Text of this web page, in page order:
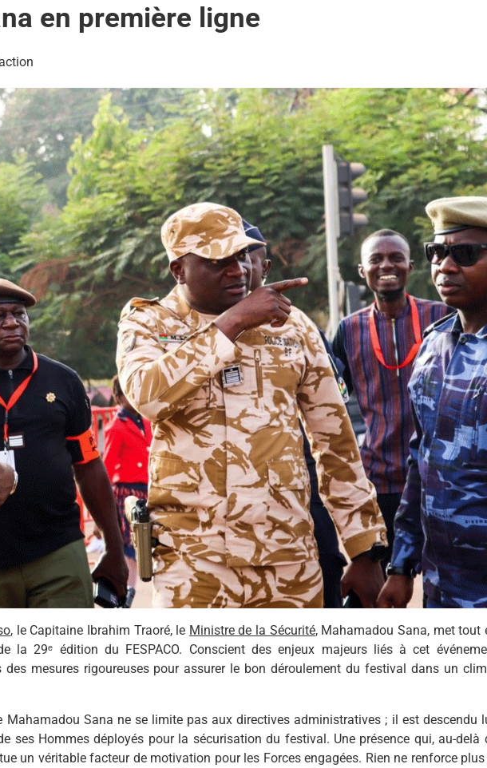
en première ligne
, le Capitaine Ibrahim Traoré, le Ministre de la Sécurité, Mahamadou Sana, met tout
la 29ᵉ édition du FESPACO. Conscient des enjeux majeurs liés à cet
des mesures rigoureuses pour assurer le bon déroulement du festival dans un
Mahamadou Sana ne se limite pas aux directives administratives ; il est descendu
ses Hommes déployés pour la sécurisation du festival. Une présence qui, au-delà
un véritable facteur de motivation pour les Forces engagées. Rien ne renforce